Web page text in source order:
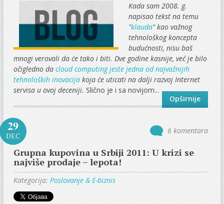
Kada sam 2008. g.
napisao tekst na temu
"klauda" kao važnog
tehnološkog koncepta
budućnosti, nisu baš
mnogi verovali da će tako i biti. Dve godine kasnije, već je bilo
očigledno dacloud computing jeste jedna od najvažnijih
tehnoloških inovacija koja će uticati na dalji razvoj Internet
servisa u ovoj deceniji. Slično je i sa novijom...
Opširnije
29
DEC
6 komentara
Grupna kupovina u Srbiji 2011: U krizi se
najviše prodaje – lepota!
Kategorija: Poslovanje & E-biznis